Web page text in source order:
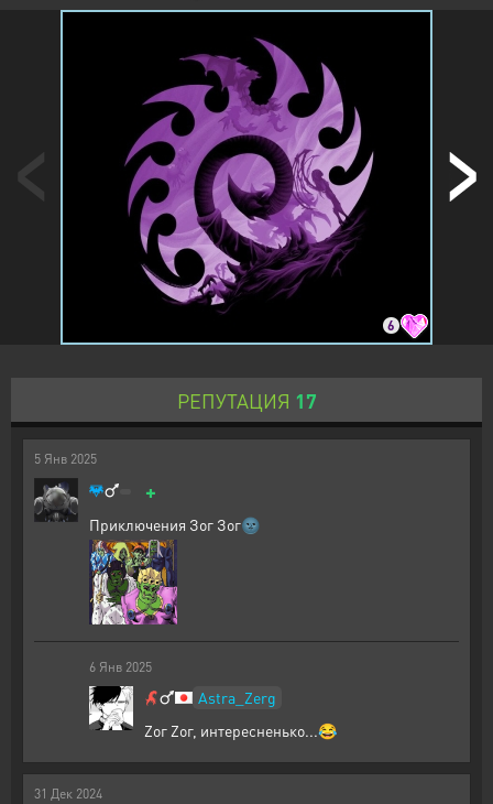
6
РЕПУТАЦИЯ 17
5 Янв 2025
+
Приключения Зог Зог🌚
6 Янв 2025
Astra_Zerg
Zог Zог, интересненько...😂
31 Дек 2024